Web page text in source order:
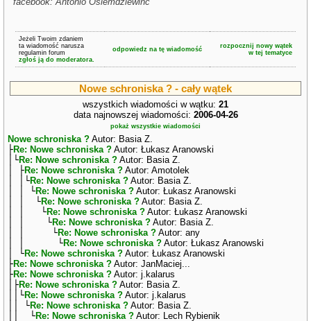
Jeżeli Twoim zdaniem
ta wiadomość narusza
regulamin forum
zgłoś ją do moderatora.
odpowiedz na tę wiadomość
rozpocznij nowy wątek
w tej tematyce
Nowe schroniska ? - cały wątek
wszystkich wiadomości w wątku: 21
data najnowszej wiadomości: 2006-04-26
pokaż wszystkie wiadomości
Nowe schroniska ? Autor: Basia Z.
├Re: Nowe schroniska ? Autor: Łukasz Aranowski
│└Re: Nowe schroniska ? Autor: Basia Z.
│ ├Re: Nowe schroniska ? Autor: Amotolek
│ │└Re: Nowe schroniska ? Autor: Basia Z.
│ │ └Re: Nowe schroniska ? Autor: Łukasz Aranowski
│ │ └Re: Nowe schroniska ? Autor: Basia Z.
│ │ └Re: Nowe schroniska ? Autor: Łukasz Aranowski
│ │ └Re: Nowe schroniska ? Autor: Basia Z.
│ │ └Re: Nowe schroniska ? Autor: any
│ │ └Re: Nowe schroniska ? Autor: Łukasz Aranowski
│ └Re: Nowe schroniska ? Autor: Łukasz Aranowski
├Re: Nowe schroniska ? Autor: JanMaciej...
├Re: Nowe schroniska ? Autor: j.kalarus
│├Re: Nowe schroniska ? Autor: Basia Z.
││└Re: Nowe schroniska ? Autor: j.kalarus
││ └Re: Nowe schroniska ? Autor: Basia Z.
││ └Re: Nowe schroniska ? Autor: Lech Rybienik